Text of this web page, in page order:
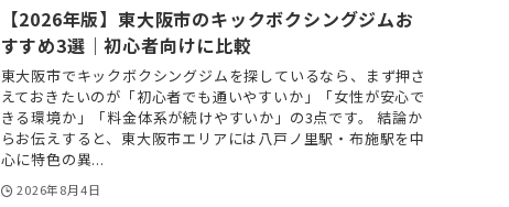
【2026年版】東大阪市のキックボクシングジムお
すすめ3選｜初心者向けに比較
東大阪市でキックボクシングジムを探しているなら、まず押さ
えておきたいのが「初心者でも通いやすいか」「女性が安心で
きる環境か」「料金体系が続けやすいか」の3点です。 結論か
らお伝えすると、東大阪市エリアには八戸ノ里駅・布施駅を中
心に特色の異...
2026年8月4日